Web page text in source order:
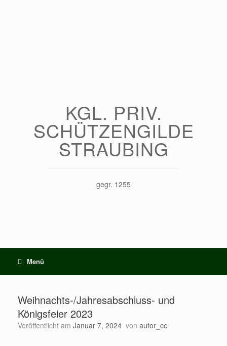
KGL. PRIV.
SCHÜTZENGILDE
STRAUBING
gegr. 1255
Menü
Weihnachts-/Jahresabschluss- und
Königsfeier 2023
Veröffentlicht am Januar 7, 2024 von autor_ce